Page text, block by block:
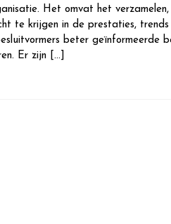
Het omvat het verzamelen,
te krijgen in de prestaties,
beter geïnformeerde
Er zijn […]